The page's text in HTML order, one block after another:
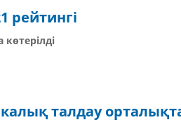
рейтингі
талдау